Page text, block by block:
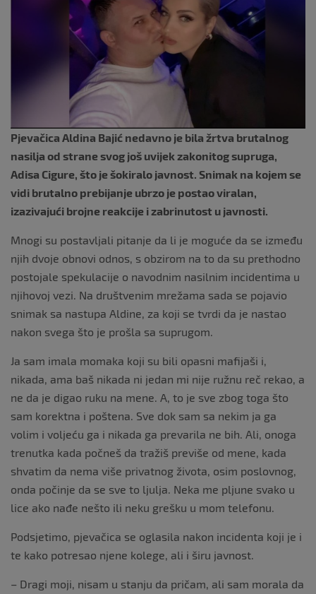
Pjevačica Aldina Bajić nedavno je bila žrtva brutalnog
nasilja od strane svog još uvijek zakonitog supruga,
Adisa Cigure, što je šokiralo javnost. Snimak na kojem se
vidi brutalno prebijanje ubrzo je postao viralan,
izazivajući brojne reakcije i zabrinutost u javnosti.
Mnogi su postavljali pitanje da li je moguće da se između
njih dvoje obnovi odnos, s obzirom na to da su prethodno
postojale spekulacije o navodnim nasilnim incidentima u
njihovoj vezi. Na društvenim mrežama sada se pojavio
snimak sa nastupa Aldine, za koji se tvrdi da je nastao
nakon svega što je prošla sa suprugom.
Ja sam imala momaka koji su bili opasni mafijaši i,
nikada, ama baš nikada ni jedan mi nije ružnu reč rekao, a
ne da je digao ruku na mene. A, to je sve zbog toga što
sam korektna i poštena. Sve dok sam sa nekim ja ga
volim i voljeću ga i nikada ga prevarila ne bih. Ali, onoga
trenutka kada počneš da tražiš previše od mene, kada
shvatim da nema više privatnog života, osim poslovnog,
onda počinje da se sve to ljulja. Neka me pljune svako u
lice ako nađe nešto ili neku grešku u mom telefonu.
Podsjetimo, pjevačica se oglasila nakon incidenta koji je i
te kako potresao njene kolege, ali i širu javnost.
– Dragi moji, nisam u stanju da pričam, ali sam morala da